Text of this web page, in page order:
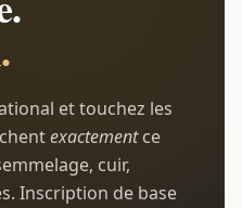
et touchez les
exactementce
cuir,
Inscription de base